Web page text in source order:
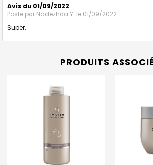
Avis du 01/09/2022
Posté par Nadezhda Y. le 01/09/2022
Super.
PRODUITS